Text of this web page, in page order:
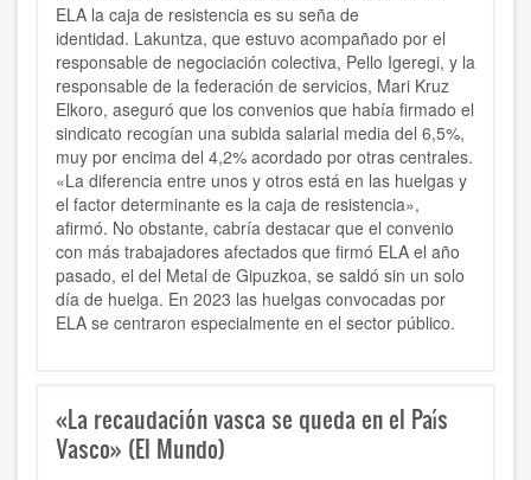
ELA la caja de resistencia es su seña de
identidad. Lakuntza, que estuvo acompañado por el
responsable de negociación colectiva, Pello Igeregi, y la
responsable de la federación de servicios, Mari Kruz
Elkoro, aseguró que los convenios que había firmado el
sindicato recogían una subida salarial media del 6,5%,
muy por encima del 4,2% acordado por otras centrales.
«La diferencia entre unos y otros está en las huelgas y
el factor determinante es la caja de resistencia»,
afirmó. No obstante, cabría destacar que el convenio
con más trabajadores afectados que firmó ELA el año
pasado, el del Metal de Gipuzkoa, se saldó sin un solo
día de huelga. En 2023 las huelgas convocadas por
ELA se centraron especialmente en el sector público.
«La recaudación vasca se queda en el País
Vasco» (El Mundo)